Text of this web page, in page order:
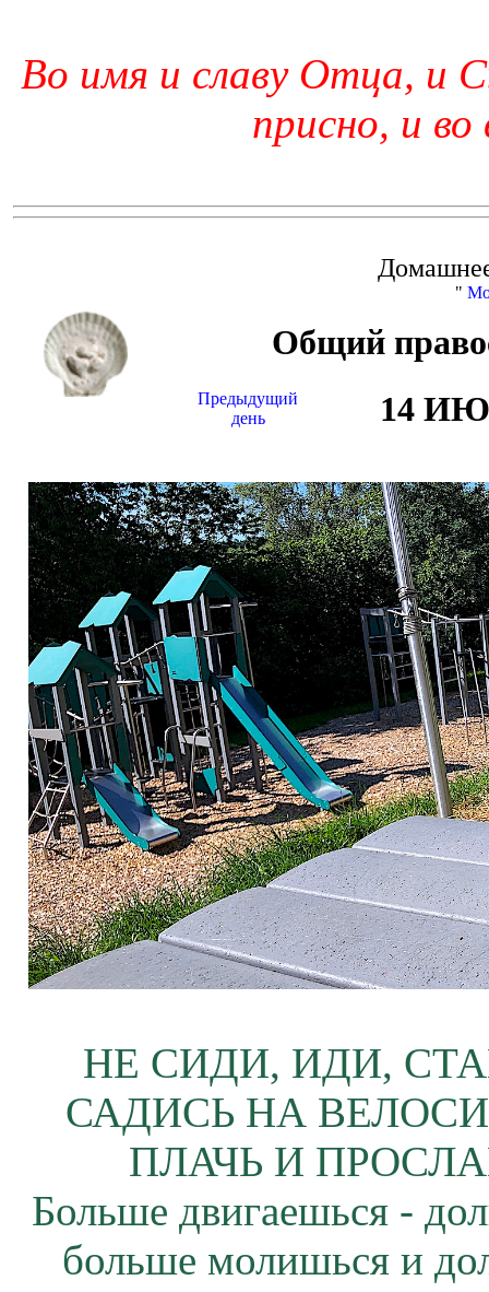
Во имя и славу Отца, и
присно, и во
"
Общий
Предыдущий
день
14
НЕ СИДИ, ИДИ,
САДИСЬ НА
ПЛАЧЬ И
Больше двигаешься -
больше молишься и